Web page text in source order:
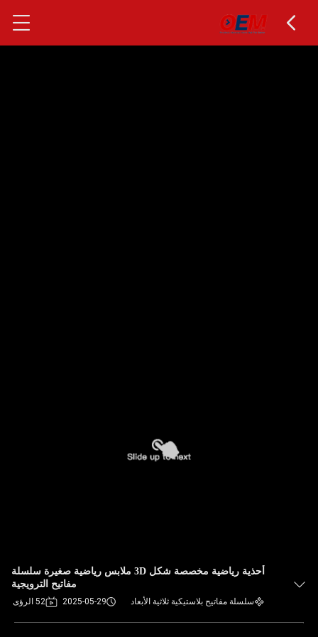
أحذية رياضية مخصصة شكل 3D ملابس رياضية صغيرة سلسلة
مفاتيح الترويجية
سلسلة مفاتيح بلاستيكية ثلاثية الأبعاد 2025-05-29 52 الرؤى